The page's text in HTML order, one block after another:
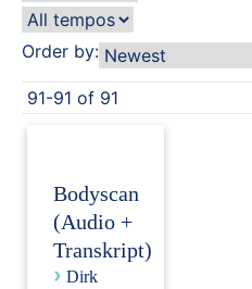
Order by:
91-91 of 91
Bodyscan
(Audio +
Transkript)
› Dirk